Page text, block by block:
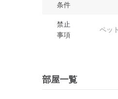
条件
禁止
事項
ペッ
部屋一覧